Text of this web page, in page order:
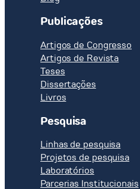
Publicações
Artigos de Congresso
Artigos de Revista
Teses
Dissertações
Livros
Pesquisa
Linhas de pesquisa
Projetos de pesquisa
Laboratórios
Parcerias Institucionais